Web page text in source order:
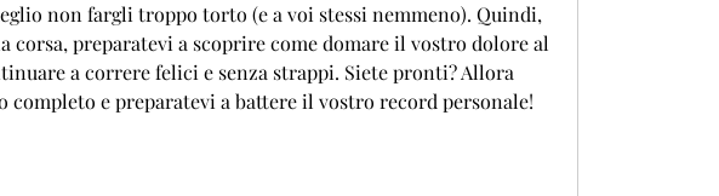
non fargli troppo torto (e a voi stessi nemmeno). Quindi,
corsa, preparatevi a scoprire come domare il vostro dolore al
a correre felici e senza strappi. Siete pronti? Allora
completo e preparatevi a battere il vostro record personale!